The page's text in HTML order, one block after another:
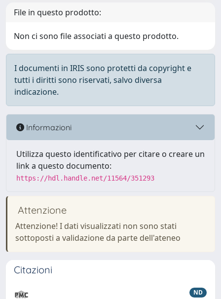
File in questo prodotto:
Non ci sono file associati a questo prodotto.
I documenti in IRIS sono protetti da copyright e
tutti i diritti sono riservati, salvo diversa
indicazione.
Informazioni
Utilizza questo identificativo per citare o creare un
link a questo documento:
https://hdl.handle.net/11564/351293
Attenzione
Attenzione! I dati visualizzati non sono stati
sottoposti a validazione da parte dell'ateneo
Citazioni
ND